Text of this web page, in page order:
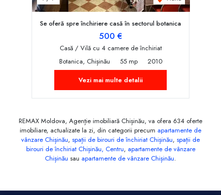
Se oferă spre închiriere casă în sectorul botanica
500 €
Casă / Vilă cu 4 camere de închiriat
Botanica, Chișinău
55 mp
2010
Vezi mai multe detalii
REMAX Moldova, Agenție imobiliară Chișinău, va ofera 634 oferte
imobiliare, actualizate la zi, din categorii precum apartamente de
vânzare Chișinău, spații de birouri de închiriat Chișinău, spații de
birouri de închiriat Chișinău, Centru, apartamente de vânzare
Chișinău sau apartamente de vânzare Chișinău.